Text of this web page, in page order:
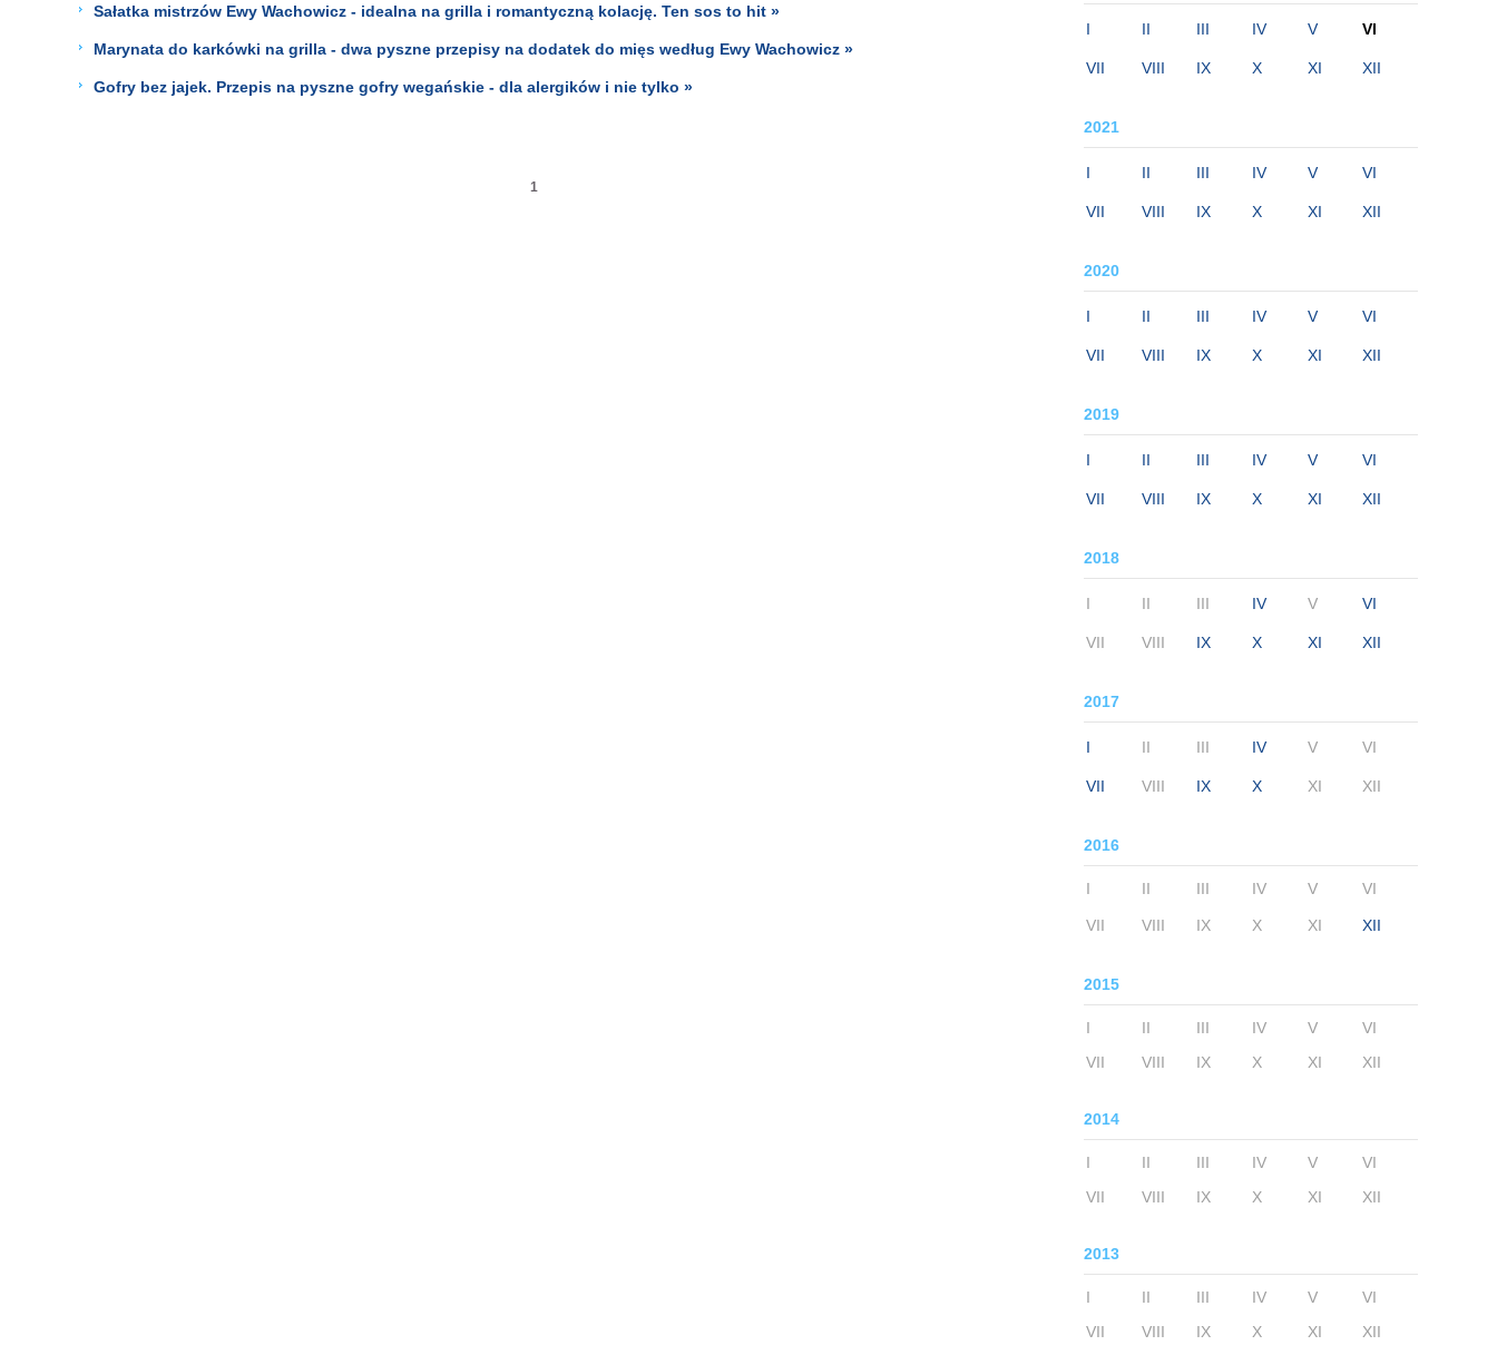
I II III IV V VI
VII VIII IX X XI XII
2021
I II III IV V VI
VII VIII IX X XI XII
2020
I II III IV V VI
VII VIII IX X XI XII
2019
I II III IV V VI
VII VIII IX X XI XII
2018
I II III IV V VI
VII VIII IX X XI XII
2017
I II III IV V VI
VII VIII IX X XI XII
2016
I II III IV V VI
VII VIII IX X XI XII
2015
I II III IV V
VI
VII
VIII IX X XI XII
2014
I II III IV V
VI
VII
VIII IX X XI XII
2013
I II III IV V
VI
VII
VIII IX X XI XII
Sałatka mistrzów Ewy Wachowicz - idealna na grilla i romantyczną kolację. Ten sos to hit »
Marynata do karkówki na grilla - dwa pyszne przepisy na dodatek do mięs według Ewy Wachowicz »
Gofry bez jajek. Przepis na pyszne gofry wegańskie - dla alergików i nie tylko »
1